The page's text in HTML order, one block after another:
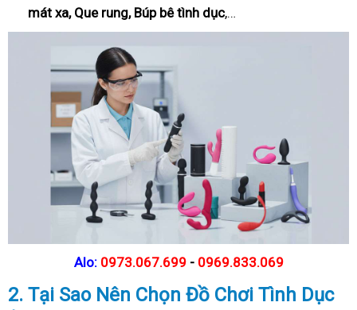
mát xa, Que rung, Búp bê tình dục,…
Alo: 0973.067.699 - 0969.833.069
2. Tại SaoNên Chọn Đồ Chơi Tình Dục